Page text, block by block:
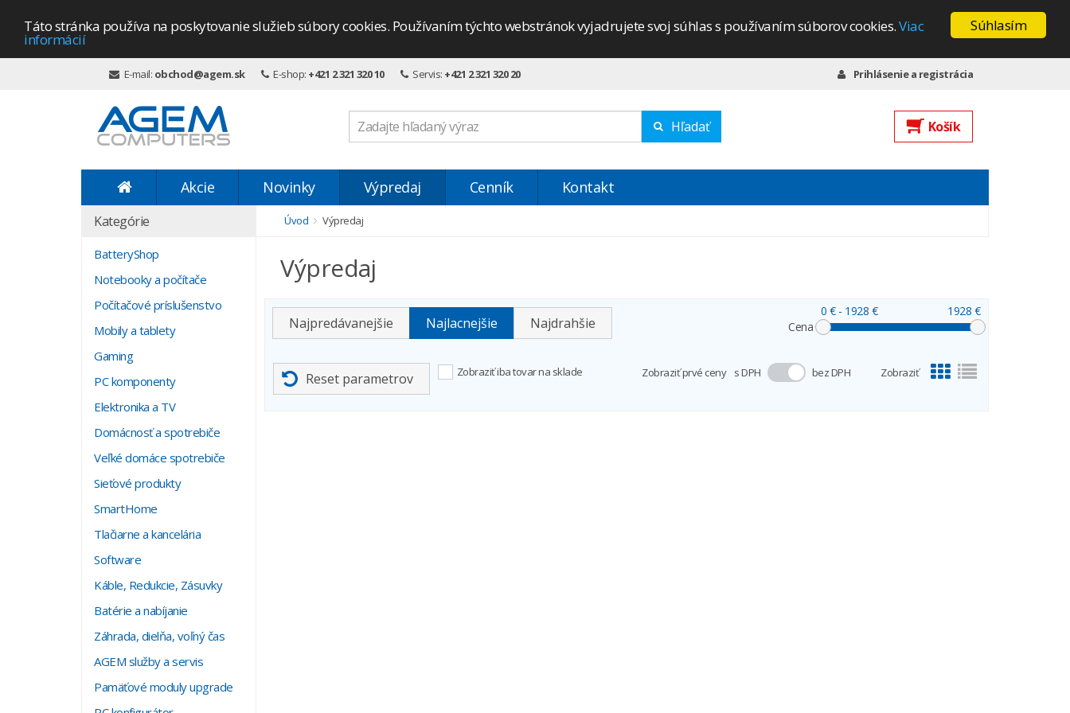
Súhlasím
Táto stránka používa na poskytovanie služieb súbory cookies. Používaním týchto webstránok vyjadrujete svoj súhlas s používaním súborov cookies.Viac
informácií
E-mail: obchod@agem.sk E-shop: +421 2 321 320 10 Servis: +421 2 321 320 20 Prihlásenie a registrácia
Hľadať Košík
Akcie Novinky Výpredaj Cenník Kontakt
Kategórie
BatteryShop
Notebooky a počítače
Počítačové príslušenstvo
Mobily a tablety
Gaming
PC komponenty
Elektronika a TV
Domácnosť a spotrebiče
Veľké domáce spotrebiče
Sieťové produkty
SmartHome
Tlačiarne a kancelária
Software
Káble, Redukcie, Zásuvky
Batérie a nabíjanie
Záhrada, dielňa, voľný čas
AGEM služby a servis
Pamäťové moduly upgrade
Úvod Výpredaj
Výpredaj
Najpredávanejšie Najlacnejšie Najdrahšie Cena
0 €- 1928 € 1928 €
Reset parametrov Zobraziť iba tovar na sklade Zobraziť prvé ceny s DPH bez DPH Zobraziť